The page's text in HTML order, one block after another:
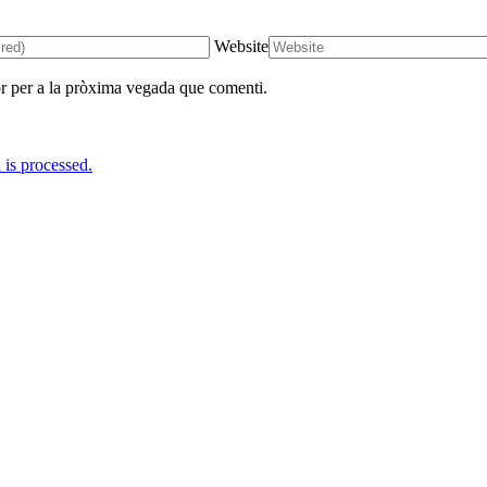
Website
per a la pròxima vegada que comenti.
processed.